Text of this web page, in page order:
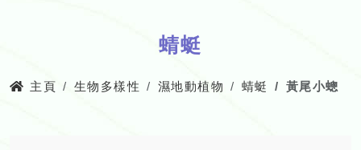
蜻蜓
主頁 生物多樣性 濕地動植物 蜻蜓 黃尾小蟌